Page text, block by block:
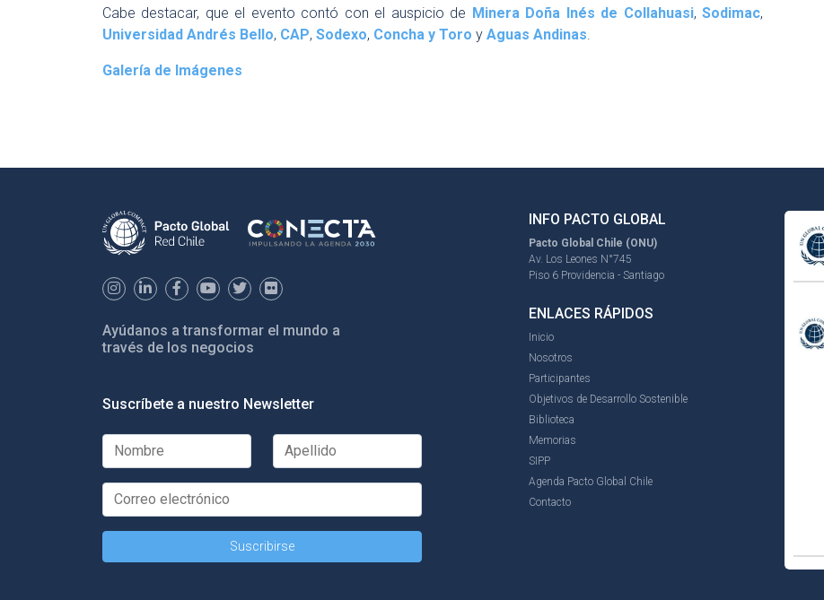
Cabe destacar, que el evento contó con el auspicio de Minera Doña Inés de Collahuasi,Sodimac,
Universidad Andrés Bello, CAP, Sodexo, Concha y Toro y Aguas Andinas.
Galería de Imágenes
Ayúdanos a transformar el mundo a
través de los negocios
Suscríbete a nuestro Newsletter
INFO PACTO GLOBAL
Pacto Global Chile (ONU)
Av. Los Leones N°745
Piso 6 Providencia - Santiago
ENLACES RÁPIDOS
Inicio
Nosotros
Participantes
Objetivos de Desarrollo Sostenible
Biblioteca
Memorias
SIPP
Agenda Pacto Global Chile
Contacto